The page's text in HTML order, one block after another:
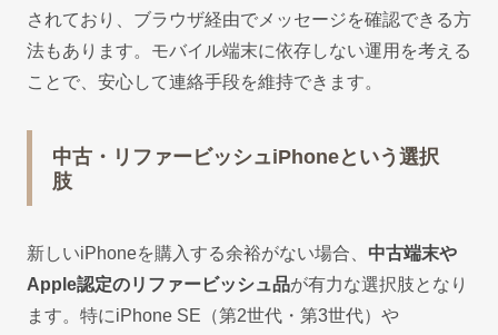
されており、ブラウザ経由でメッセージを確認できる方
法もあります。モバイル端末に依存しない運用を考える
ことで、安心して連絡手段を維持できます。
中古・リファービッシュiPhoneという選択
肢
新しいiPhoneを購入する余裕がない場合、 中古端末や
Apple認定のリファービッシュ品が有力な選択肢となり
ます。特にiPhone SE（第2世代・第3世代）や